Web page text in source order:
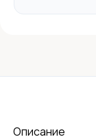
Описание